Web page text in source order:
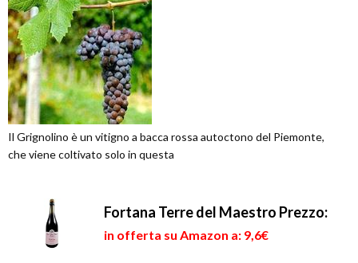
Il Grignolino è un vitigno a bacca rossa autoctono del Piemonte,
che viene coltivato solo in questa
Fortana Terre del Maestro Prezzo:
in offerta su Amazon a: 9,6€